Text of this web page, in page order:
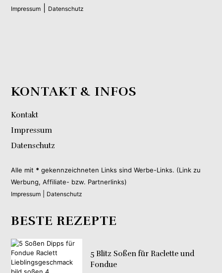
Impressum Datenschutz
KONTAKT & INFOS
Kontakt
Impressum
Datenschutz
Alle mit * gekennzeichneten Links sind Werbe-Links. (Link zu
Werbung, Affiliate- bzw. Partnerlinks)
Impressum Datenschutz
BESTE REZEPTE
5 Blitz Soßen für Raclette und
Fondue